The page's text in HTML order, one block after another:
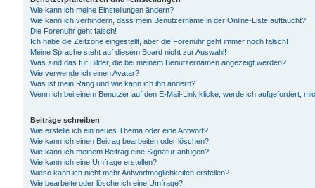
Wie kann ich meine Einstellungen ändern?
Wie kann ich verhindern, dass mein Benutzername in der Online-Liste auftaucht?
Die Forenuhr geht falsch!
Ich habe die Zeitzone eingestellt, aber die Forenuhr geht immer noch falsch!
Meine Sprache steht auf diesem Board nicht zur Auswahl!
Was sind das für Bilder, die bei meinem Benutzernamen angezeigt werden?
Wie verwende ich einen Avatar?
Was ist mein Rang und wie kann ich ihn ändern?
Wenn ich bei einem Benutzer auf den E-Mail-Link klicke, werde ich aufgefordert,
Beiträge schreiben
Wie erstelle ich ein neues Thema oder eine Antwort?
Wie kann ich einen Beitrag bearbeiten oder löschen?
Wie kann ich meinem Beitrag eine Signatur anfügen?
Wie kann ich eine Umfrage erstellen?
Wieso kann ich nicht mehr Antwortmöglichkeiten erstellen?
Wie bearbeite oder lösche ich eine Umfrage?